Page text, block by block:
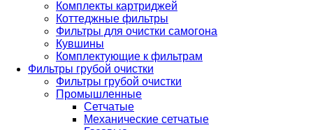
Комплекты картриджей
Коттеджные фильтры
Фильтры для очистки самогона
Кувшины
Комплектующие к фильтрам
Фильтры грубой очистки
Фильтры грубой очистки
Промышленные
Сетчатые
Механические сетчатые